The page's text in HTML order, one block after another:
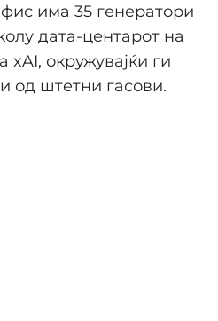
има 35 генератори
дата-центарот на
xAI, окружувајќи ги
од штетни гасови.